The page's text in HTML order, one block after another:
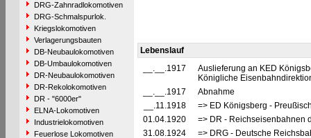
DRG-Zahnradlokomotiven
DRG-Schmalspurlok.
Kriegslokomotiven
Verlagerungsbauten
DB-Neubaulokomotiven
DB-Umbaulokomotiven
DR-Neubaulokomotiven
DR-Rekolokomotiven
DR - "6000er"
ELNA-Lokomotiven
Industrielokomotiven
Feuerlose Lokomotiven
Lebenslauf
__.__.1917
Auslieferung an KED
Königliche
__.__.1917
Abnahme
__.11.1918
=> ED Königsberg -
01.04.1920
=> DR - Reichseisenbahnen
31.08.1924
=> DRG - Deutsche